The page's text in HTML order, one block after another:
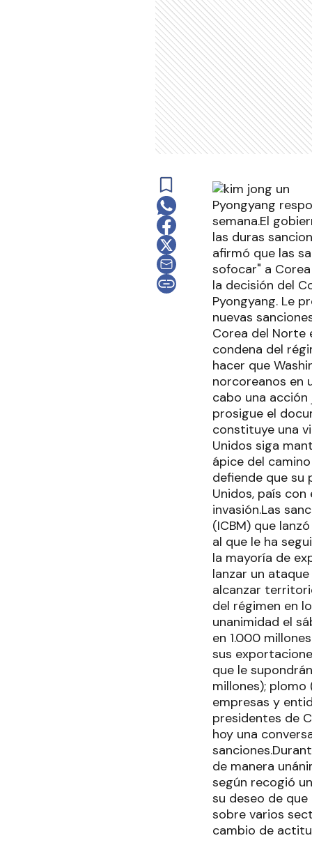
Pyongyang
semana.El
las duras
afirmó que las
sofocar" a
la decisión del
Pyongyang. Le
nuevas
Corea del Norte
condena del
hacer que
norcoreanos en
cabo una
prosigue el
constituye una
Unidos siga
ápice del
defiende que su
Unidos, país
invasión.Las
(ICBM) que
al que le ha
la mayoría de
lanzar un
alcanzar
del régimen en
unanimidad el
en 1.000
sus
que le
millones);
empresas y
presidentes de
hoy una
de manera
según recogió
su deseo de
sobre varios
cambio de